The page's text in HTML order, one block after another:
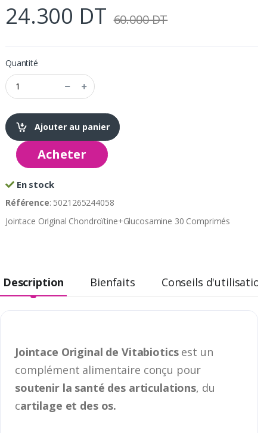
24.300 DT 60.000 DT
Quantité
Ajouter au panier
Acheter
En stock
Référence: 5021265244058
Jointace Original Chondroïtine+Glucosamine 30 Comprimés
Description Bienfaits Conseils d'utilisation
Jointace Original de Vitabiotics est un
complément alimentaire conçu pour
soutenir la santé des articulations, du
cartilage et des os.